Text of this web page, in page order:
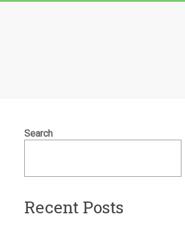
Search
Recent Posts